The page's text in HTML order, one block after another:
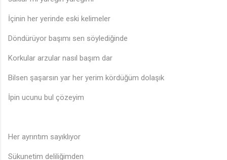
İçinin her yerinde eski kelimeler
Döndürüyor başımı sen söylediğinde
Korkular arzular nasıl başım dar
Bilsen şaşarsın yar her yerim kördüğüm dolaşık
İpin ucunu bul çözeyim
Her ayrıntım sayıklıyor
Sükunetim deliliğimden